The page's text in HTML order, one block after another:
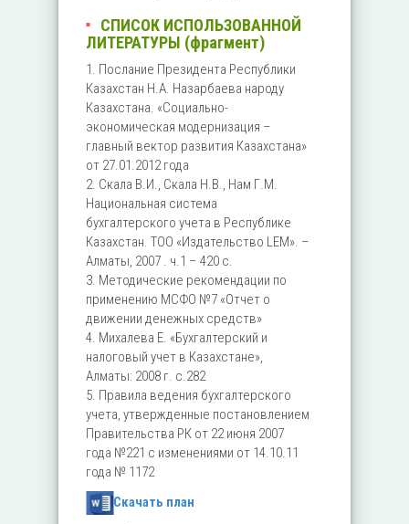
СПИСОК ИСПОЛЬЗОВАННОЙ
ЛИТЕРАТУРЫ (фрагмент)
1. Послание Президента Республики
Казахстан Н.А. Назарбаева народу
Казахстана. «Социально-
экономическая модернизация –
главный вектор развития Казахстана»
от 27.01.2012 года
2. Скала В.И., Скала Н.В., Нам Г.М.
Национальная система
бухгалтерского учета в Республике
Казахстан. ТОО «Издательство LEM». –
Алматы, 2007 . ч.1 – 420 с.
3. Методические рекомендации по
применению МСФО №7 «Отчет о
движении денежных средств»
4. Михалева Е. «Бухгалтерский и
налоговый учет в Казахстане»,
Алматы: 2008 г. c.282
5. Правила ведения бухгалтерского
учета, утвержденные постановлением
Правительства РК от 22 июня 2007
года №221 с изменениями от 14.10.11
года № 1172
Скачать план